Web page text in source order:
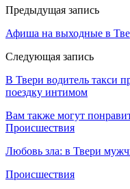
Предыдущая запись
Афиша на выходные в
Следующая запись
В Твери водитель такси
поездку интимом
Вам также могут
Происшествия
Любовь зла: в Твери
Происшествия